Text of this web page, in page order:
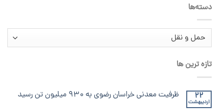
دسته‌ها
دسته‌ها
تازه ترین ها
22
اردیبهشت
ظرفیت معدنی خراسان رضوی به ۹۳۰ میلیون تن رسید